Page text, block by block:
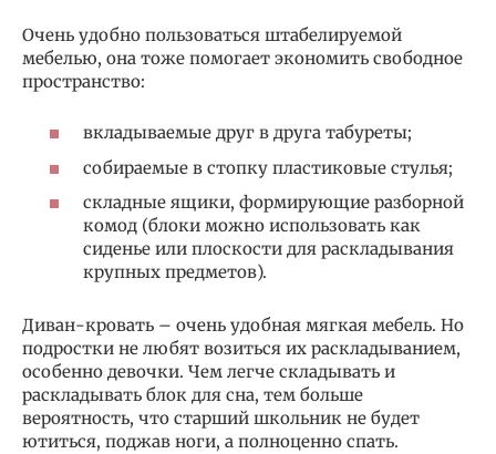
Очень удобно пользоваться штабелируемой
мебелью, она тоже помогает экономить свободное
пространство:
вкладываемые друг в друга табуреты;
собираемые в стопку пластиковые стулья;
складные ящики, формирующие разборной
комод (блоки можно использовать как
сиденье или плоскости для раскладывания
крупных предметов).
Диван-кровать – очень удобная мягкая мебель. Но
подростки не любят возиться их раскладыванием,
особенно девочки. Чем легче складывать и
раскладывать блок для сна, тем больше
вероятность, что старший школьник не будет
ютиться, поджав ноги, а полноценно спать.